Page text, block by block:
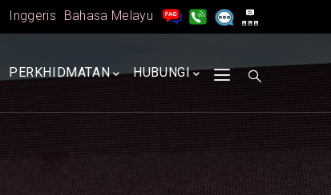
Inggeris Bahasa Melayu
PERKHIDMATAN HUBUNGI